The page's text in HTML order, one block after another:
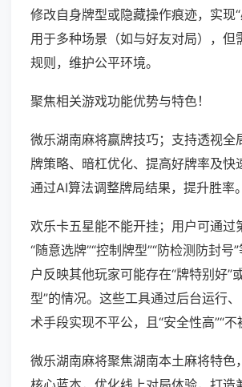
修改自身牌型或隐藏操作痕迹，实现
用于多种场景（如与好友对局），但
规则，维护公平环境。
聚焦相关游戏功能优势与特色！
微乐湖南麻将赢牌技巧；支持透视全
牌策略、暗杠优化、提高好牌率及快
通过AI算法调整牌局结果，提升胜率。
欢乐卡五星能不能开挂；用户可通过
“随意选牌”“控制牌型”“防检测防封号
户反映其他玩家可能存在“牌特别好”
型”的情况。这些工具通过后台运行
术手段实现不平公，且“安全性高”“不
微乐湖南麻将聚焦湖南本土麻将特色